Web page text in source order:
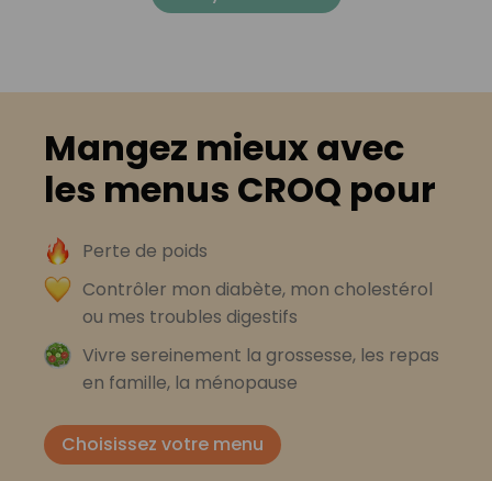
Mangez mieux avec
les menus CROQ pour
Perte de poids
Contrôler mon diabète, mon cholestérol
ou mes troubles digestifs
Vivre sereinement la grossesse, les repas
en famille, la ménopause
Choisissez votre menu